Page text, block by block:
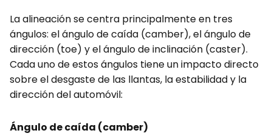
La alineación se centra principalmente en tres
ángulos: el ángulo de caída (camber), el ángulo de
dirección (toe) y el ángulo de inclinación (caster).
Cada uno de estos ángulos tiene un impacto directo
sobre el desgaste de las llantas, la estabilidad y la
dirección del automóvil:
Ángulo de caída (camber)